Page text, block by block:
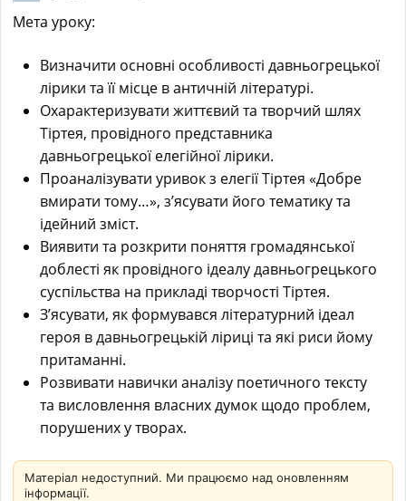
Мета уроку:
Визначити основні особливості давньогрецької
лірики та її місце в античній літературі.
Охарактеризувати життєвий та творчий шлях
Тіртея, провідного представника
давньогрецької елегійної лірики.
Проаналізувати уривок з елегії Тіртея «Добре
вмирати тому…», з’ясувати його тематику та
ідейний зміст.
Виявити та розкрити поняття громадянської
доблесті як провідного ідеалу давньогрецького
суспільства на прикладі творчості Тіртея.
З’ясувати, як формувався літературний ідеал
героя в давньогрецькій ліриці та які риси йому
притаманні.
Розвивати навички аналізу поетичного тексту
та висловлення власних думок щодо проблем,
порушених у творах.
Матеріал недоступний. Ми працюємо над оновленням
інформації.